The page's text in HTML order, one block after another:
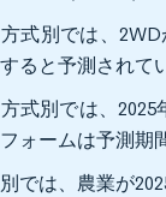
式別では、2WD
ると予測されて
式別では、
ォームは予測期
では、農業が